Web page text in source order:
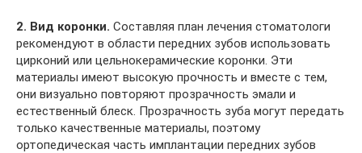
2. Вид коронки. Составляя план лечения стоматологи
рекомендуют в области передних зубов использовать
цирконий или цельнокерамические коронки. Эти
материалы имеют высокую прочность и вместе с тем,
они визуально повторяют прозрачность эмали и
естественный блеск. Прозрачность зуба могут передать
только качественные материалы, поэтому
ортопедическая часть имплантации передних зубов